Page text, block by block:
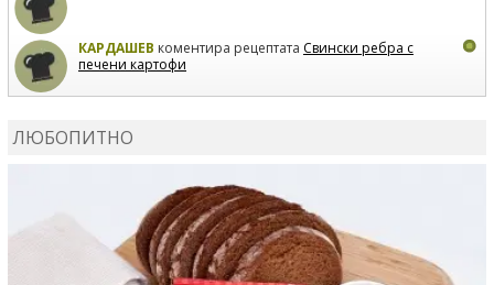
КАРДАШЕВ коментира рецептата Свински ребра с
печени картофи
ЛЮБОПИТНО